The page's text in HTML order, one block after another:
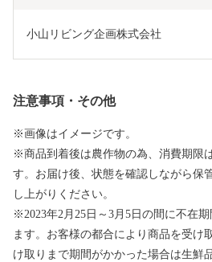
小山リビング企画株式会社
注意事項・その他
※画像はイメージです。
※商品到着後は農作物の為、消費期限
す。お届け後、状態を確認しながら保
し上がりください。
※2023年2月25日～3月5日の間に不在
ます。お客様の都合により商品を受け
け取りまで期間がかかった場合は生鮮